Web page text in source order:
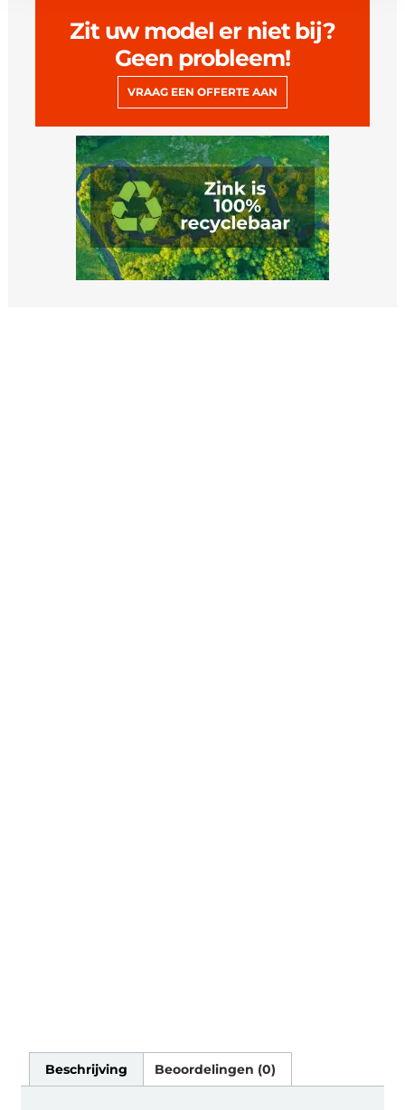
Zit uw model er niet bij?
Geen probleem!
VRAAG EEN OFFERTE AAN
Beschrijving Beoordelingen (0)